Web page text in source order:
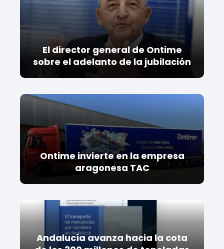
El director general de Ontime
sobre el adelanto de la jubilación
Ontime invierte en la empresa
aragonesa TAC
Andalucía avanza hacia la cota